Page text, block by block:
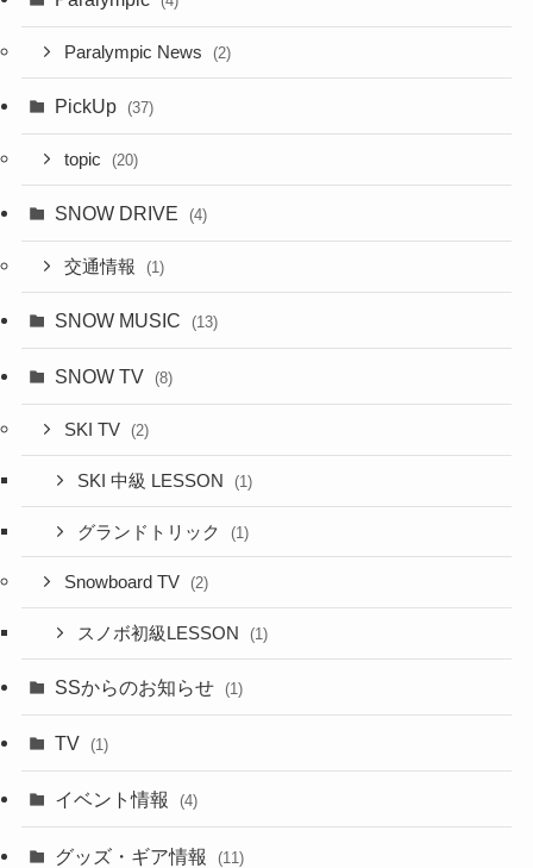
Paralympic News (2)
PickUp (37)
topic (20)
SNOW DRIVE (4)
交通情報 (1)
SNOW MUSIC (13)
SNOW TV (8)
SKI TV (2)
SKI 中級 LESSON (1)
グランドトリック (1)
Snowboard TV (2)
スノボ初級LESSON (1)
SSからのお知らせ (1)
TV (1)
イベント情報 (4)
グッズ・ギア情報 (11)